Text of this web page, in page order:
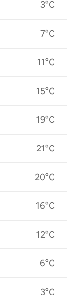
3°C
7°C
11°C
15°C
19°C
21°C
20°C
16°C
12°C
6°C
3°C